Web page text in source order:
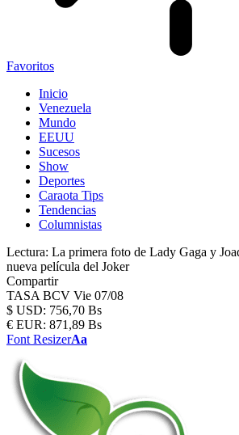
Favoritos
Inicio
Venezuela
Mundo
EEUU
Sucesos
Show
Deportes
Caraota Tips
Tendencias
Columnistas
Lectura: La primera foto de Lady Gaga y
nueva película del Joker
Compartir
TASA BCV Vie 07/08
$ USD: 756,70 Bs
€ EUR: 871,89 Bs
Font ResizerAa